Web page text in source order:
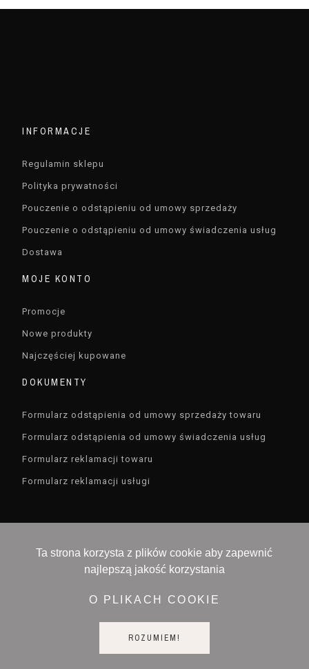
INFORMACJE
Regulamin sklepu
Polityka prywatności
Pouczenie o odstąpieniu od umowy sprzedaży
Pouczenie o odstąpieniu od umowy świadczenia usług
Dostawa
MOJE KONTO
Promocje
Nowe produkty
Najczęściej kupowane
DOKUMENTY
Formularz odstąpienia od umowy sprzedaży towaru
Formularz odstąpienia od umowy świadczenia usług
Formularz reklamacji towaru
Formularz reklamacji usługi
Devisioner sp. z o.o. , ul. Czarodzieja 16 , 03-116
Ta strona korzysta z plików cookie aby zapewnić
najlepszą jakość korzystania
O PLIKACH COOKIE
ROZUMIEM!